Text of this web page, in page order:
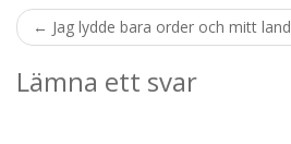
Post
navigation
← Jag lydde bara order och mitt land
Lämna ett svar